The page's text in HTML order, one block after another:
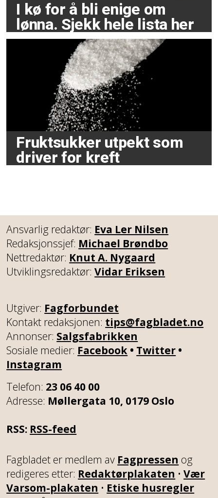
I kø for å bli enige om
lønna. Sjekk hele lista her
Fruktsukker utpekt som
driver for kreft
Ansvarlig redaktør: Eva Ler Nilsen
Redaksjonssjef: Michael Brøndbo
Nettredaktør: Knut A. Nygaard
Utviklingsredaktør:Vidar Eriksen
Utgiver: Fagforbundet
Kontakt redaksjonen: tips@fagbladet.no
Annonser: Salgsfabrikken
Sosiale medier: Facebook • Twitter •
Instagram
Telefon: 23 06 40 00
Adresse: Møllergata 10, 0179 Oslo
RSS: RSS-feed
Fagbladet er medlem av Fagpressen og
redigeres etter: Redaktørplakaten • Vær
Varsom-plakaten • Etiske husregler